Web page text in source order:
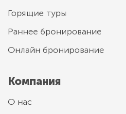
Горящие туры
Раннее бронирование
Онлайн бронирование
Компания
О нас